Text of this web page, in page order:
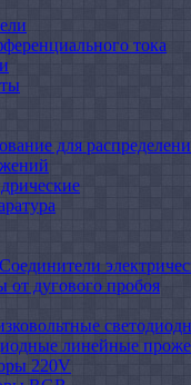
тока
для
Соединители
от дугового пробоя
линейные
220V